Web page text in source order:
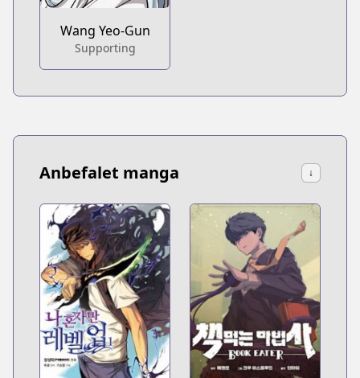
Wang Yeo-Gun
Supporting
Anbefalet manga ↓